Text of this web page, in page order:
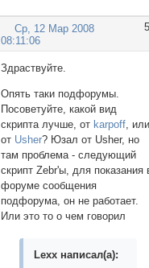
5
Ср, 12 Мар 2008
08:11:06
Здраствуйте.
Опять таки подфорумы.
Посоветуйте, какой вид
скрипта лучше, от karpoff,
от Usher? Юзал от Usher, но
там проблема - следующий
скрипт Zebr'ы, для показания
форуме сообщения
подфорума, он не работает.
Или это то о чем говорил
Lexx написал(а):